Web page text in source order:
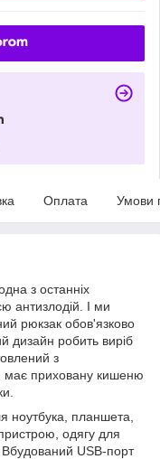
Оплата Умови
з останніх
антизлодій. І ми
рюкзак обов'язково
дизайн робить виріб
з
має приховану кишеню
ноутбука, планшета,
одягу для
Вбудований USB-порт